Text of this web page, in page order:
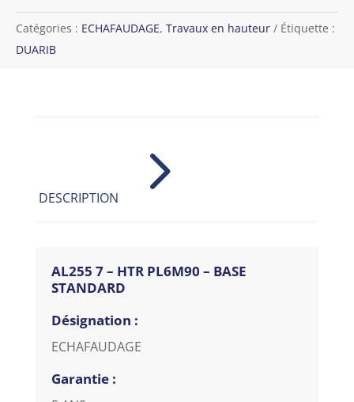
Catégories : ECHAFAUDAGE, Travaux en hauteur
Étiquette :
DUARIB
DESCRIPTION 5
AL255 7 – HTR PL6M90 – BASE
STANDARD
Désignation :
ECHAFAUDAGE
Garantie :